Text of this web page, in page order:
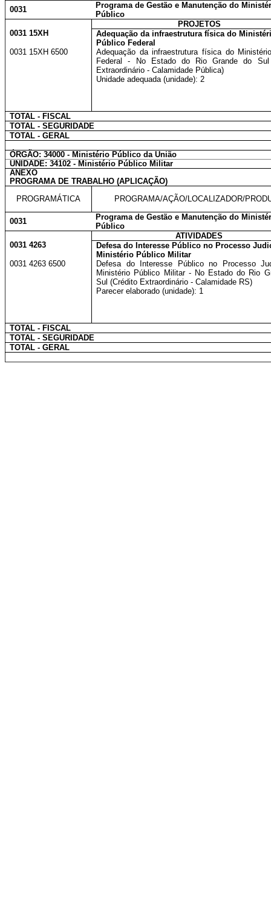
0031
Programa de Gestão e Manutenção do
Público
PROJETOS
0031 15XH
Adequação da infraestrutura física do
Público Federal
0031 15XH 6500
Adequação da infraestrutura física do
Federal - No Estado do Rio Grande do Sul
Extraordinário - Calamidade Pública)
Unidade adequada (unidade): 2
TOTAL - FISCAL
TOTAL - SEGURIDADE
TOTAL - GERAL
ÓRGÃO: 34000 - Ministério Público da União
UNIDADE: 34102 - Ministério Público Militar
ANEXO
PROGRAMA DE TRABALHO (APLICAÇÃO)
PROGRAMÁTICA
PROGRAMA/AÇÃO/LOCALIZADOR/
0031
Programa de Gestão e Manutenção do
Público
ATIVIDADES
0031 4263
Defesa do Interesse Público no Processo
Ministério Público Militar
0031 4263 6500
Defesa do Interesse Público no Processo
Ministério Público Militar - No Estado do Rio
Sul (Crédito Extraordinário - Calamidade RS)
Parecer elaborado (unidade): 1
TOTAL - FISCAL
TOTAL - SEGURIDADE
TOTAL - GERAL